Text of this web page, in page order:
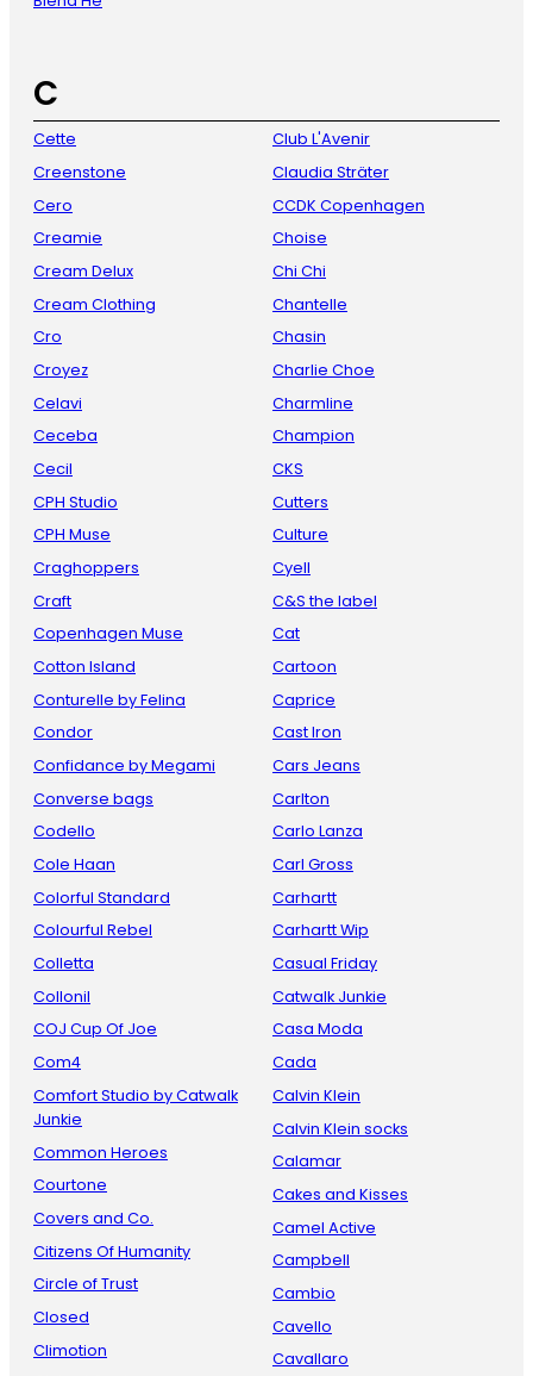
C
Cette
Creenstone
Cero
Creamie
Cream Delux
Cream Clothing
Cro
Croyez
Celavi
Ceceba
Cecil
CPH Studio
CPH Muse
Craghoppers
Craft
Copenhagen Muse
Cotton Island
Conturelle by Felina
Condor
Confidance by Megami
Converse bags
Codello
Cole Haan
Colorful Standard
Colourful Rebel
Colletta
Collonil
COJ Cup Of Joe
Com4
Comfort Studio by Catwalk
Junkie
Common Heroes
Courtone
Covers and Co.
Citizens Of Humanity
Circle of Trust
Closed
Climotion
Club L'Avenir
Claudia Sträter
CCDK Copenhagen
Choise
Chi Chi
Chantelle
Chasin
Charlie Choe
Charmline
Champion
CKS
Cutters
Culture
Cyell
C&S the label
Cat
Cartoon
Caprice
Cast Iron
Cars Jeans
Carlton
Carlo Lanza
Carl Gross
Carhartt
Carhartt Wip
Casual Friday
Catwalk Junkie
Casa Moda
Cada
Calvin Klein
Calvin Klein socks
Calamar
Cakes and Kisses
Camel Active
Campbell
Cambio
Cavello
Cavallaro